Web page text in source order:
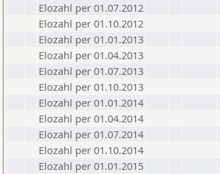
Elozahl per 01.07.2012
Elozahl per 01.10.2012
Elozahl per 01.01.2013
Elozahl per 01.04.2013
Elozahl per 01.07.2013
Elozahl per 01.10.2013
Elozahl per 01.01.2014
Elozahl per 01.04.2014
Elozahl per 01.07.2014
Elozahl per 01.10.2014
Elozahl per 01.01.2015